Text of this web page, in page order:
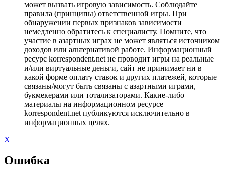
может вызвать игровую зависимость. Соблюдайте
правила (принципы) ответственной игры. При
обнаружении первых признаков зависимости
немедленно обратитесь к специалисту. Помните, что
участие в азартных играх не может являться источником
доходов или альтернативой работе. Информационный
ресурс korrespondent.net не проводит игры на реальные
и/или виртуальные деньги, сайт не принимает ни в
какой форме оплату ставок и других платежей, которые
связаны/могут быть связаны с азартными играми,
букмекерами или тотализаторами. Какие-либо
материалы на информационном ресурсе
korrespondent.net публикуются исключительно в
информационных целях.
X
Ошибка